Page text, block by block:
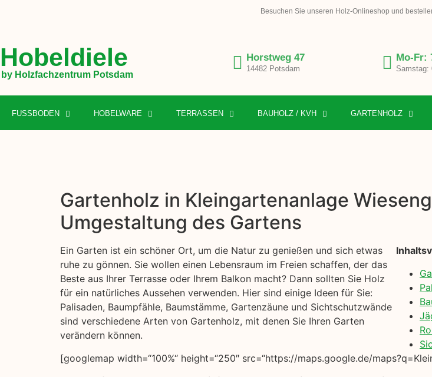
Besuchen Sie unseren Holz-Onlineshop und
Hobeldiele
by Holzfachzentrum Potsdam
Horstweg 47
14482 Potsdam
Mo-Fr:
Samstag:
FUSSBODEN HOBELWARE TERRASSEN BAUHOLZ / KVH GARTENHOLZ
Gartenholz in Kleingartenanlage
Umgestaltung des Gartens
Ein Garten ist ein schöner Ort, um die Natur zu genießen und sich etwas
ruhe zu gönnen. Sie wollen einen Lebensraum im Freien schaffen, der das
Beste aus Ihrer Terrasse oder Ihrem Balkon macht? Dann sollten Sie Holz
für ein natürliches Aussehen verwenden. Hier sind einige Ideen für Sie:
Palisaden, Baumpfähle, Baumstämme, Gartenzäune und Sichtschutzwände
sind verschiedene Arten von Gartenholz, mit denen Sie Ihren Garten
verändern können.
[googlemap width=“100%“ height=“250″ src=“https://maps.google.de/